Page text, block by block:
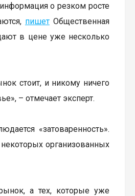
о резком росте
пишетОбщественная
в цене уже несколько
стоит, и никому ничего
– отмечает эксперт.
«затоваренность».
организованных
а тех, которые уже